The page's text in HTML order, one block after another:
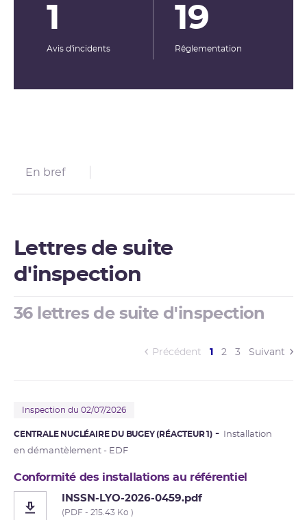
1
Avis d'incidents
19
Rêglementation
En bref
Lettres de suite
d'inspection
36 lettres de suite d'inspection
Précédent 1 (current)
2 3 Suivant
Inspection du 02/07/2026
CENTRALE NUCLÉAIRE DU BUGEY (RÉACTEUR 1)
Installation
en démantèlement - EDF
Conformité des installations au référentiel
INSSN-LYO-2026-0459.pdf
(PDF - 215.43 Ko )